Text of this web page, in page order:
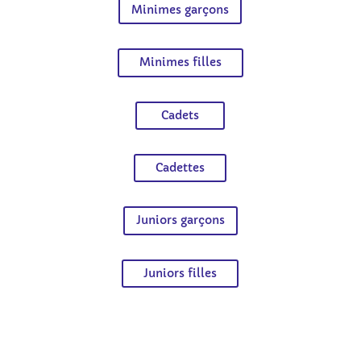
Minimes garçons
Minimes filles
Cadets
Cadettes
Juniors garçons
Juniors filles